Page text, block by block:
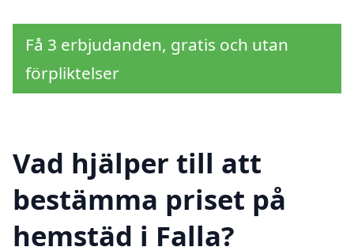
Få 3 erbjudanden, gratis och utan
förpliktelser
Vad hjälper till att
bestämma priset på
hemstäd i Falla?